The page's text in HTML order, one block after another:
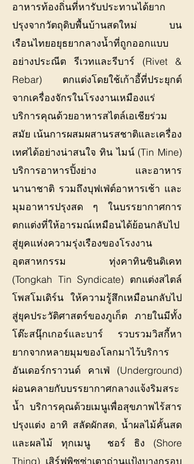
อาหารท้องถิ่นที่หารับประทานได้ยาก
ปรุงจากวัตถุดิบพื้นบ้านสดใหม่ บน
เรือนไทยอยุธยากลางน้ำที่ถูกออกแบบ
อย่างประณีต รีเวทและรีบาร์ (Rivet &
Rebar) ตกแต่งโดยใช้เก้าอี้ที่ประยุกต์
จากเครื่องจักรในโรงงานเหมืองแร่
บริการคุณด้วยอาหารสไตล์เอเชียร่วม
สมัย เน้นการผสมผสานรสชาติและเครื่อง
เทศได้อย่างน่าสนใจ ทิน ไมน์ (Tin Mine)
บริการอาหารปิ้งย่าง และอาหาร
นานาชาติ รวมถึงบุฟเฟ่ต์อาหารเช้า และ
มุมอาหารปรุงสด ๆ ในบรรยากาศการ
ตกแต่งที่ให้อารมณ์เหมือนได้ย้อนกลับไป
สู่ยุคแห่งความรุ่งเรืองของโรงงาน
อุตสาหกรรม ทุ่งคาทินซินดิเคท
(Tongkah Tin Syndicate) ตกแต่งสไตล์
โพสโมเดิร์น ให้ความรู้สึกเหมือนกลับไป
สู่ยุคประวัติศาสตร์ของภูเก็ต ภายในมีทั้ง
โต๊ะสนุ๊กเกอร์และบาร์ รวบรวมวิสกี้หา
ยากจากหลายมุมของโลกมาไว้บริการ
อันเดอร์กราวนด์ คาเฟ่ (Underground)
ผ่อนคลายกับบรรยากาศกลางแจ้งริมสระ
น้ำ บริการคุณด้วยเมนูเพื่อสุขภาพไร้สาร
ปรุงแต่ง อาทิ สลัดผักสด, น้ำผลไม้คั้นสด
และผลไม้ ทุกเมนู ชอร์ ธิง (Shore
Thing) เสิร์ฟพิซซ่าเตาถ่านแป้งบางกรอบ